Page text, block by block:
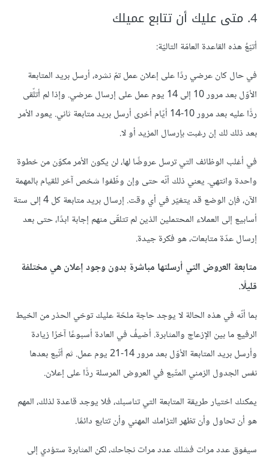
4. متى عليك أن تتابع عميلك
أتبّعُ هذه القاعدة العامّة التاليّة:
في حال كان عرضي ردًا على إعلان عمل تمّ نشره، أرسل بريد المتابعة
الأوّل بعد مرور 10 إلى 14 يوم عمل على إرسال عرضي. وإذا لم أتلّقى
ردًّا عليه بعد مرور 10-14 أيّام أخرى أرسل بريد متابعة ثاني. يعود الأمر
بعد ذلك لك إن رغبت بإرسال المزيد أو لا.
في أغلب الوظائف التي ترسل عروضًا لها، لن يكون الأمر مكوّن من خطوة
واحدة وانتهي. يعني ذلك أنّه حتى وإن وظّفوا شخص آخر للقيام بالمهمة
الآن، فإن الوضع قد يتغيّر في أي وقت. إرسال بريد متابعة كل 4 إلى ستة
أسابيع إلى العملاء المحتملين الذين لم تتلقّى منهم إجابة ابدًا، حتى بعد
إرسال عدّة متابعات، هو فكرة جيدة.
متابعة العروض التي أرسلتها مباشرة بدون وجود إعلان هي مختلفة
قليلًا.
بما أنّه في هذه الحالة لا يوجد حاجة ملحّة عليك توخي الحذر من الخيط
الرفيع ما بين الإزعاج والمثابرة. أضيفُ في العادة أسبوعًا آخرًا زيادة
وأرسل بريد المتابعة الأوّل بعد مرور 14-21 يوم عمل. ثم أتّبع بعدها
نفس الجدول الزمني المتّبع في العروض المرسلة ردًّا على إعلان.
يمكنك اختيار طريقة المتابعة التي تناسبك، فلا يوجد قاعدة لذلك، المهم
هو أن تحاول وأن تظهر التزامك المهني وأن تتابع دائمًا.
سيفوق عدد مرات فشلك عدد مرات نجاحك، لكن المثابرة ستؤدي إلى